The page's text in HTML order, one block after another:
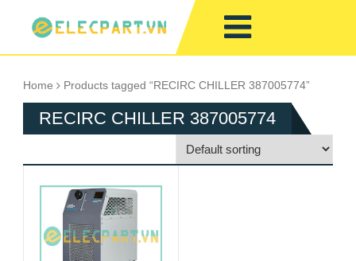
Home Products tagged “RECIRC CHILLER 387005774”
RECIRC CHILLER 387005774